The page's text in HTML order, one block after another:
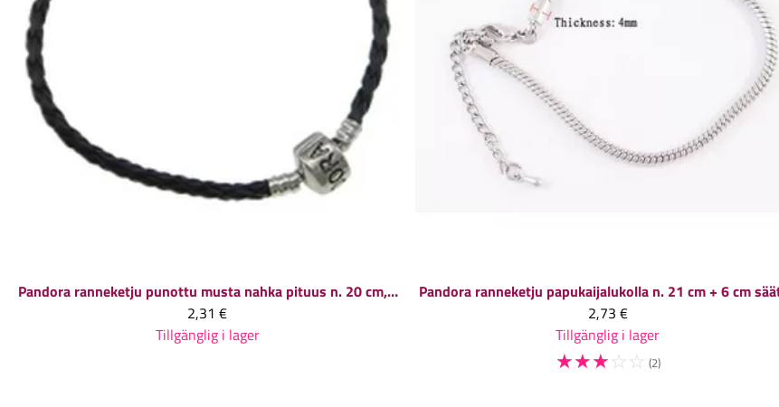
Pandora ranneketju punottu musta nahka pituus n. 20 cm, 1 kpl
2,31 €
Tillgänglig i lager
2,73 €
Tillgänglig i lager
☆☆☆☆ ☆ (2)